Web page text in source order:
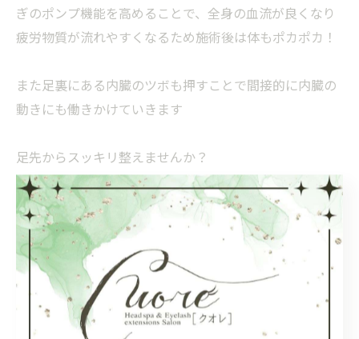
ぎのポンプ機能を高めることで、全身の血流が良くなり
疲労物質が流れやすくなるため施術後は体もポカポカ！
また足裏にある内臓のツボも押すことで間接的に内臓の
動きにも働きかけていきます
足先からスッキリ整えませんか？
皆様のご来店心よりお待ちしています
#大分市#ヘッドスパ#よもぎ蒸し#アイメニュー#フット
オイル